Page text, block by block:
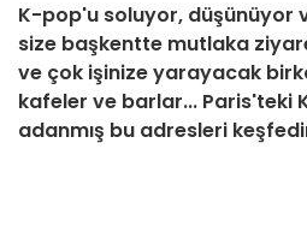
K-pop'u soluyor, düşünüyor
size başkentte mutlaka
ve çok işinize yarayacak
kafeler ve barlar... Paris'teki
adanmış bu adresleri